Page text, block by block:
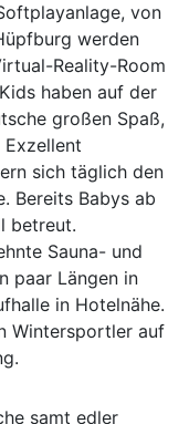
von
werden
Reality-Room
haben auf der
großen Spaß,
sich täglich den
Bereits Babys ab
betreut.
Sauna- und
paar Längen in
in Hotelnähe.
Wintersportler auf
samt edler